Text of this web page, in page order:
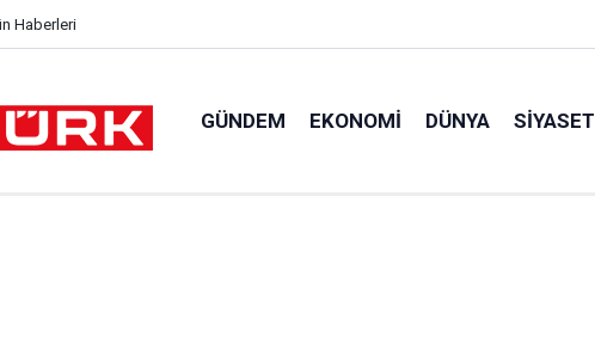
Haberleri
GÜNDEM EKONOMI DÜNYA SIYASET